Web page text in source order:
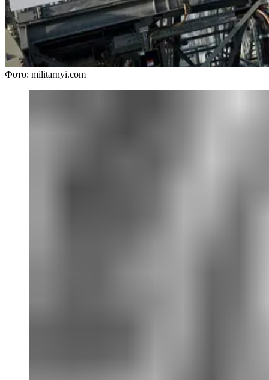
Фото: militarnyi.com